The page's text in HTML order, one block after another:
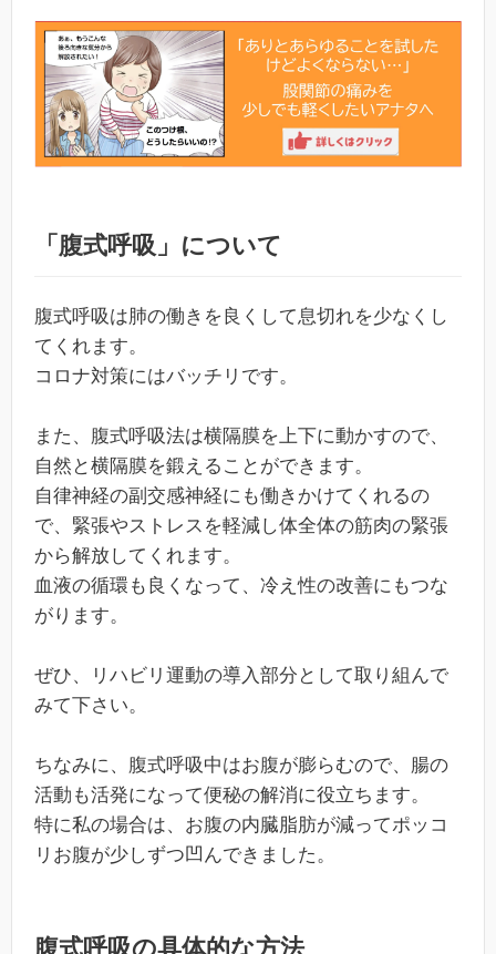
「腹式呼吸」について
腹式呼吸は肺の働きを良くして息切れを少なくし
てくれます。
コロナ対策にはバッチリです。
また、腹式呼吸法は横隔膜を上下に動かすので、
自然と横隔膜を鍛えることができます。
自律神経の副交感神経にも働きかけてくれるの
で、緊張やストレスを軽減し体全体の筋肉の緊張
から解放してくれます。
血液の循環も良くなって、冷え性の改善にもつな
がります。
ぜひ、リハビリ運動の導入部分として取り組んで
みて下さい。
ちなみに、腹式呼吸中はお腹が膨らむので、腸の
活動も活発になって便秘の解消に役立ちます。
特に私の場合は、お腹の内臓脂肪が減ってポッコ
リお腹が少しずつ凹んできました。
腹式呼吸の具体的な方法